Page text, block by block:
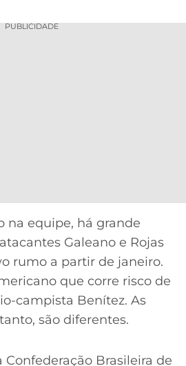
PUBLICIDADE
na equipe, há grande
Galeano e Rojas
rumo a partir de janeiro.
que corre risco de
campista Benítez. As
são diferentes.
Brasileira de